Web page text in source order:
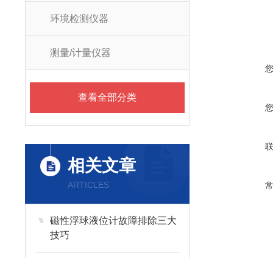
环境检测仪器
测量/计量仪器
查看全部分类
相关文章
ARTICLES
磁性浮球液位计故障排除三大
技巧